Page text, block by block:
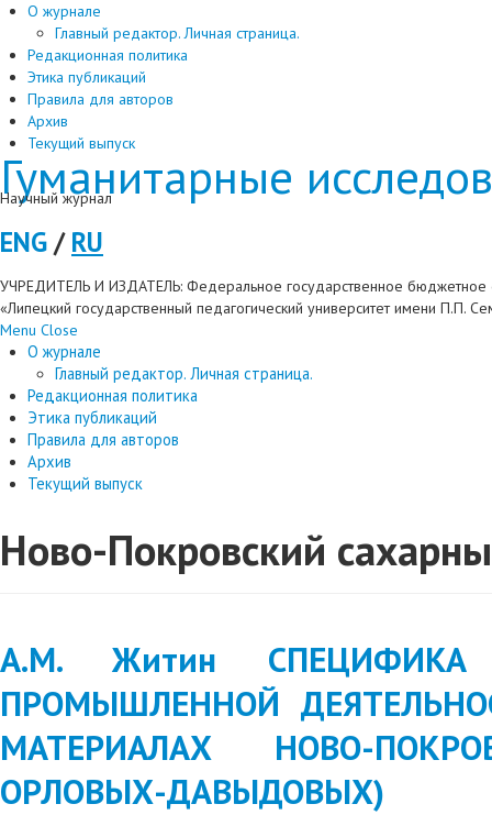
О журнале
Главный редактор. Личная страница.
Редакционная политика
Этика публикаций
Правила для авторов
Архив
Текущий выпуск
Гуманитарные
Научный журнал
ENG/RU
УЧРЕДИТЕЛЬ И ИЗДАТЕЛЬ: Федеральное государственное бюджетное
«Липецкий государственный педагогический университет имени П.П.
Menu Close
О журнале
Главный редактор. Личная страница.
Редакционная политика
Этика публикаций
Правила для авторов
Архив
Текущий выпуск
Ново-Покровский
А.М. Житин СПЕЦИФИКА
ПРОМЫШЛЕННОЙ
МАТЕРИАЛАХ НОВО-
ОРЛОВЫХ-ДАВЫДОВЫХ)